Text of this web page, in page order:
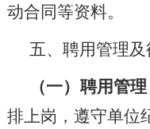
动合同等资料。
五、聘用管理及
（一）聘用管理
排上岗，遵守单位